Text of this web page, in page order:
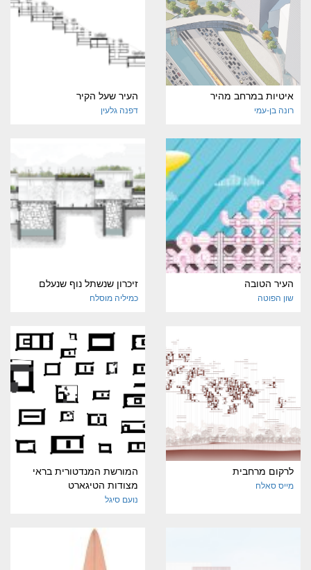
איטיות במרחב מהיר
רונה בן-עמי
העיר שעל הקיר
דפנה גלעין
העיר הטובה
שון הפוטה
זיכרון שנשתל נוף שנעלם
כמיליה מוסלח
לרקום מרחבית
מייס סאלח
המורשת המנדטורית בראי
מצודות הטיגארט
נועם סיגל